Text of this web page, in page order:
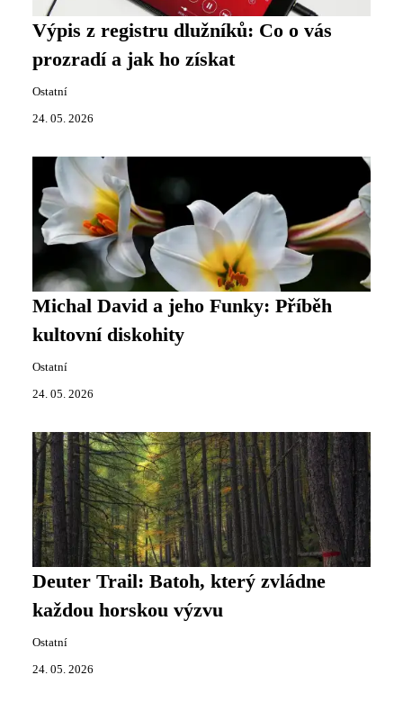
Výpis z registru dlužníků: Co o vás
prozradí a jak ho získat
Ostatní
24. 05. 2026
Michal David a jeho Funky: Příběh
kultovní diskohity
Ostatní
24. 05. 2026
Deuter Trail: Batoh, který zvládne
každou horskou výzvu
Ostatní
24. 05. 2026